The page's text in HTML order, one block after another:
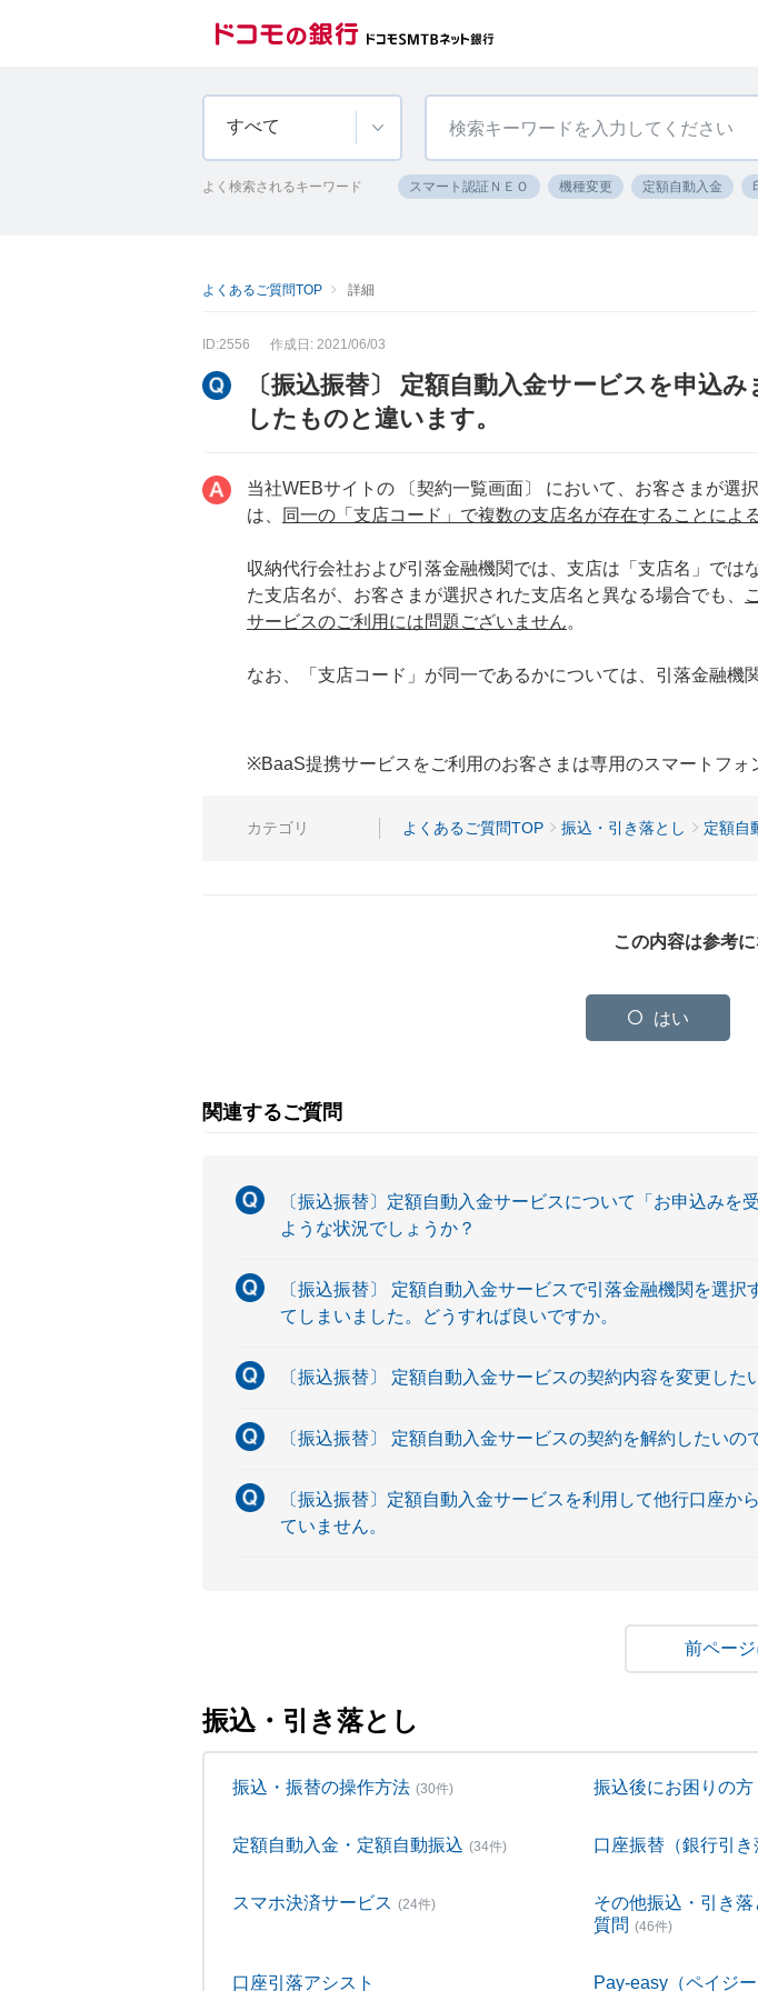
すべて
よく検索されるキーワード スマート認証ＮＥＯ 機種変更 定額自動入金
よくあるご質問TOP 詳細
ID:2556 作成日: 2021/06/03
〔振込振替〕 定額自動入金サービスを申込
したものと違います。
当社WEBサイトの 〔契約一覧画面〕 において、お客さまが選
は、
同一の「支店コード」で複数の支店名が存在することによ
収納代行会社および引落金融機関では、支店は「支店名」で
た支店名が、お客さまが選択された支店名と異なる場合でも、
サービスのご利用には問題ございません。
なお、「支店コード」が同一であるかについては、引落金融機
※BaaS提携サービスをご利用のお客さまは専用のスマートフォ
カテゴリ よくあるご質問TOP 振込・引き落とし 定額自
この内容は参考
はい
関連するご質問
〔振込振替〕定額自動入金サービスについて「お申込み
ような状況でしょうか？
〔振込振替〕 定額自動入金サービスで引落金融機関を選
てしまいました。どうすれば良いですか。
〔振込振替〕 定額自動入金サービスの契約内容を変更した
〔振込振替〕 定額自動入金サービスの契約を解約したいの
〔振込振替〕定額自動入金サービスを利用して他行口座
ていません。
振込・引き落とし
振込・振替の操作方法 (30件) 振込後にお困りの方
定額自動入金・定額自動振込 (34件) 口座振替（銀行引き
スマホ決済サービス (24件)
その他振込・引き
質問 (46件)
口座引落アシスト Pay-easy（ペイジー